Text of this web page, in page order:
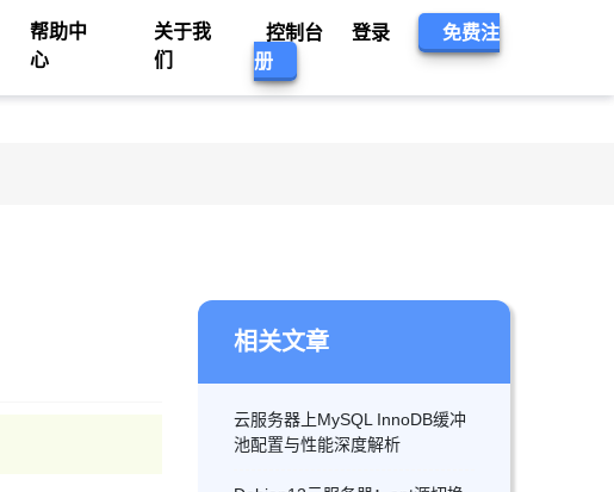
帮助中
心
关于我
们
控制台 登录
免费注
册
相关文章
云服务器上MySQL InnoDB缓冲
池配置与性能深度解析